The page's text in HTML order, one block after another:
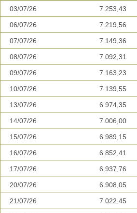
03/07/26 7.253,43
06/07/26 7.219,56
07/07/26 7.149,36
08/07/26 7.092,31
09/07/26 7.163,23
10/07/26 7.139,55
13/07/26 6.974,35
14/07/26 7.006,00
15/07/26 6.989,15
16/07/26 6.852,41
17/07/26 6.937,76
20/07/26 6.908,05
21/07/26 7.022,45